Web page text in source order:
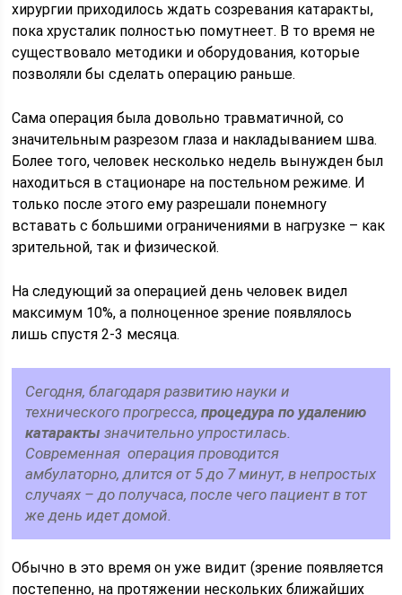
хирургии приходилось ждать созревания катаракты,
пока хрусталик полностью помутнеет. В то время не
существовало методики и оборудования, которые
позволяли бы сделать операцию раньше.
Сама операция была довольно травматичной, со
значительным разрезом глаза и накладыванием шва.
Более того, человек несколько недель вынужден был
находиться в стационаре на постельном режиме. И
только после этого ему разрешали понемногу
вставать с большими ограничениями в нагрузке – как
зрительной, так и физической.
На следующий за операцией день человек видел
максимум 10%, а полноценное зрение появлялось
лишь спустя 2-3 месяца.
Сегодня, благодаря развитию науки и
технического прогресса,процедура по удалению
катаракты значительно упростилась.
Современная операция проводится
амбулаторно, длится от 5 до 7 минут, в непростых
случаях – до получаса, после чего пациент в тот
же день идет домой.
Обычно в это время он уже видит (зрение появляется
постепенно, на протяжении нескольких ближайших